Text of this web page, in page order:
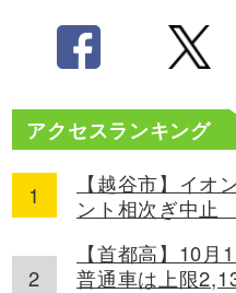
アクセスランキング
【越谷市】イオ
ント相次ぎ中
【首都高】10
普通車は上限